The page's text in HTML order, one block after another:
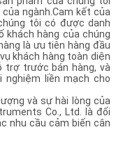
ngành.Cam kết của
tôi có được danh
khách hàng của chúng
là ưu tiên hàng đầu
khách hàng toàn diện
trợ trước bán hàng, và
nghiệm liền mạch cho
và sự hài lòng của
Co., Ltd. là đối
nhu cầu cảm biến cân